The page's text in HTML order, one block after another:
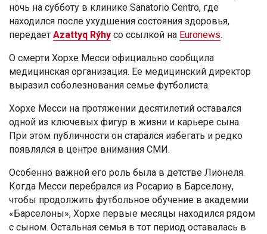
ночь на субботу в клинике Sanatorio Centro, где
находился после ухудшения состояния здоровья,
передает Azattyq Rýhy со ссылкой на Euronews.
О смерти Хорхе Месси официально сообщила
медицинская организация. Ее медицинский директор
выразил соболезнования семье футболиста.
Хорхе Месси на протяжении десятилетий оставался
одной из ключевых фигур в жизни и карьере сына.
При этом публичности он старался избегать и редко
появлялся в центре внимания СМИ.
Особенно важной его роль была в детстве Лионеля.
Когда Месси перебрался из Росарио в Барселону,
чтобы продолжить футбольное обучение в академии
«Барселоны», Хорхе первые месяцы находился рядом
с сыном. Остальная семья в тот период оставалась в